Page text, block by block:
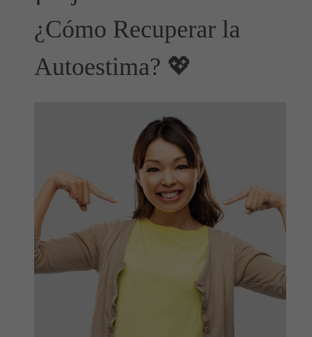
¿Cómo Recuperar la
Autoestima? 💖